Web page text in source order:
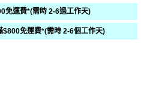
免運費*(需時 2-6過工作天)
$800免運費*(需時 2-6個工作天)